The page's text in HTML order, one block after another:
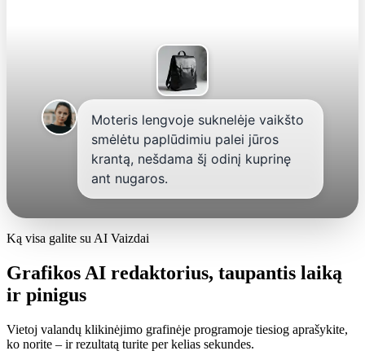
Moteris lengvoje suknelėje vaikšto
smėlėtu paplūdimiu palei jūros
krantą, nešdama šį odinį kuprinę
ant nugaros.
Ką visa galite su AI Vaizdai
Grafikos AI redaktorius, taupantis laiką
ir pinigus
Vietoj valandų klikinėjimo grafinėje programoje tiesiog aprašykite,
ko norite – ir rezultatą turite per kelias sekundes.